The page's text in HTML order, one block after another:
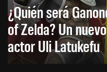
¿Quién será
of Zelda? Un
actor Uli Latukefu